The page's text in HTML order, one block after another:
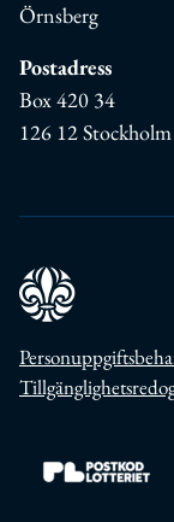
Örnsberg
Postadress
Box 420 34
126 12 Stockholm
Till https://